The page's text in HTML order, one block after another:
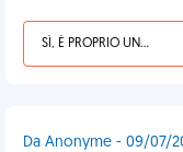
SÌ, È PROPRIO UNA VDM!
Da Anonyme - 09/07/